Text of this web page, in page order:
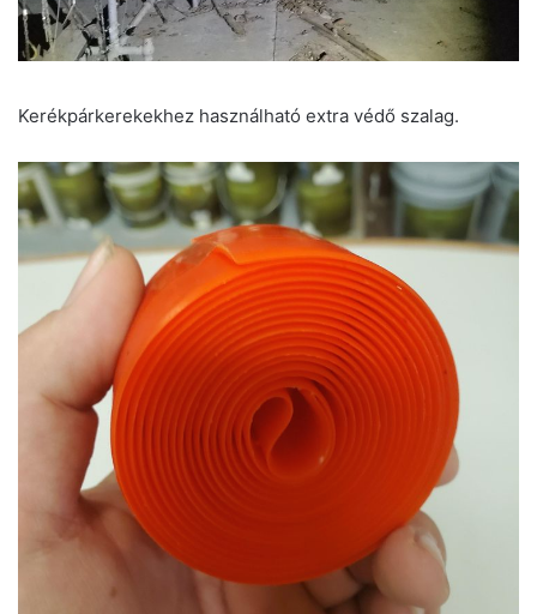
Kerékpárkerekekhez használható extra védő szalag.